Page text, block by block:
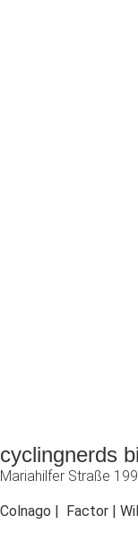
cyclingnerds
Mariahilfer Straße
Colnago | Factor |